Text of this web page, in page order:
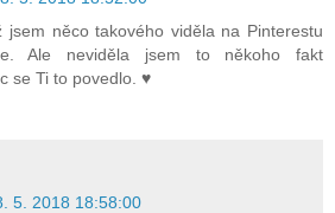
něco takového viděla na Pinterestu
Ale neviděla jsem to někoho fakt
se Ti to povedlo. ♥
5. 2018 18:58:00